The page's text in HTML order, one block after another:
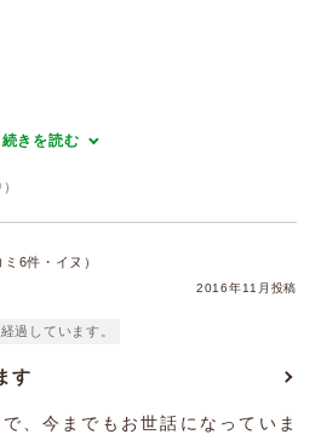
続きを読む
6件・イヌ）
2016年11月投稿
過しています。
す
、今までもお世話になっていま